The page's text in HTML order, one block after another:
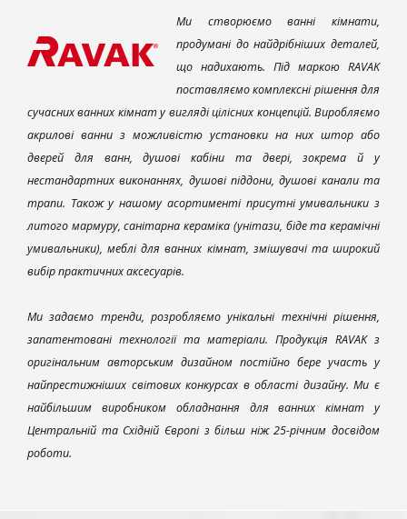
Ми створюємо ванні кімнати,
продумані до найдрібніших деталей,
що надихають. Під маркою RAVAK
поставляємо комплексні рішення для
сучасних ванних кімнат у вигляді цілісних концепцій. Виробляємо
акрилові ванни з можливістю установки на них штор або
дверей для ванн, душові кабіни та двері, зокрема й у
нестандартних виконаннях, душові піддони, душові канали та
трапи. Також у нашому асортименті присутні умивальники з
литого мармуру, санітарна кераміка (унітази, біде та керамічні
умивальники), меблі для ванних кімнат, змішувачі та широкий
вибір практичних аксесуарів.
Ми задаємо тренди, розробляємо унікальні технічні рішення,
запатентовані технології та матеріали. Продукція RAVAK з
оригінальним авторським дизайном постійно бере участь у
найпрестижніших світових конкурсах в області дизайну. Ми є
найбільшим виробником обладнання для ванних кімнат у
Центральній та Східній Європі з більш ніж 25-річним досвідом
роботи.